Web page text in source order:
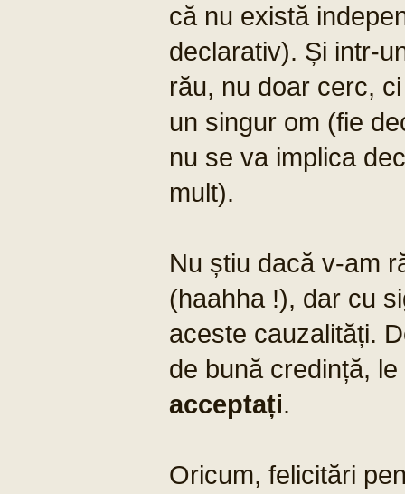
că nu există
declarativ). Și intr-
rău, nu doar cerc,
un singur om (fie
nu se va implica
mult).
Nu știu dacă v-am
(haahha !), dar cu
aceste cauzalități.
de bună credință,
acceptați.
Oricum, felicitări